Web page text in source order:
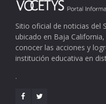
Sitio oficial de noticias del
ubicado en Baja
conocer las acciones y
institución educativa en
.